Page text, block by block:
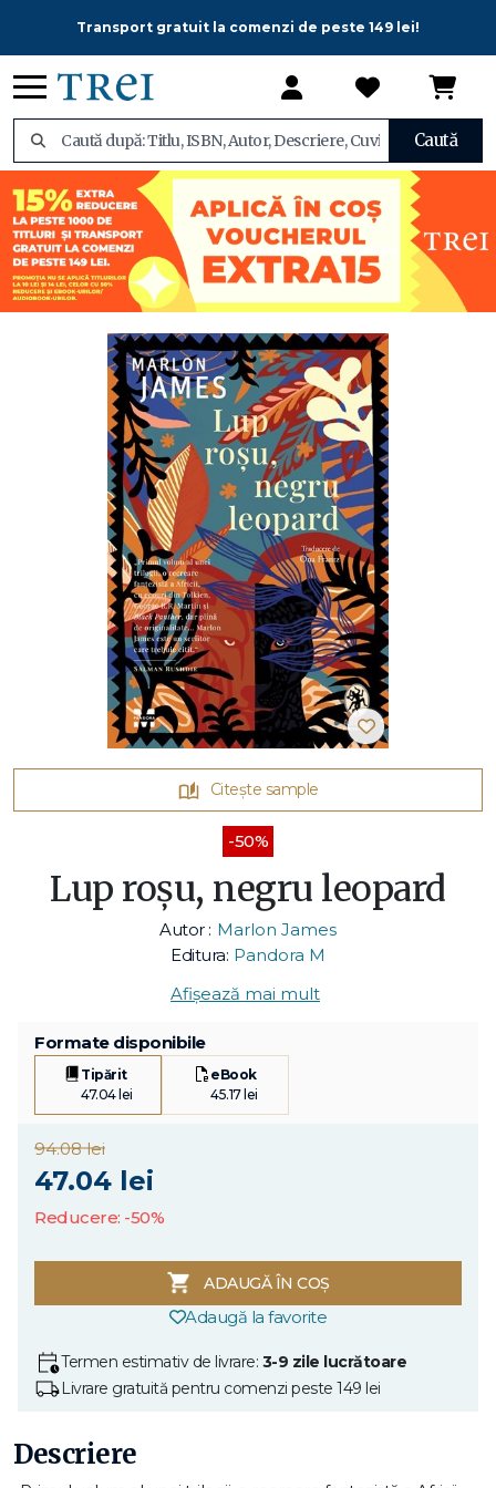
Transport gratuit la comenzi de peste 149 lei!
Caută
Citește sample
-50%
Lup roșu, negru leopard
Autor : Marlon James
Editura: Pandora M
Afișează mai mult
Formate disponibile
Tipărit
47.04 lei
eBook
45.17 lei
94.08 lei
47.04 lei
Reducere: -50%
ADAUGĂ ÎN COȘ
Adaugă la favorite
Termen estimativ de livrare: 3-9 zile lucrătoare
Livrare gratuită pentru comenzi peste 149 lei
Descriere